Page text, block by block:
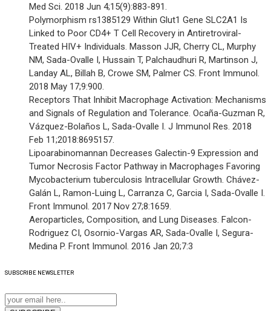
Med Sci. 2018 Jun 4;15(9):883-891.
Polymorphism rs1385129 Within Glut1 Gene SLC2A1 Is
Linked to Poor CD4+ T Cell Recovery in Antiretroviral-
Treated HIV+ Individuals. Masson JJR, Cherry CL, Murphy
NM, Sada-Ovalle I, Hussain T, Palchaudhuri R, Martinson J,
Landay AL, Billah B, Crowe SM, Palmer CS. Front Immunol.
2018 May 17;9:900.
Receptors That Inhibit Macrophage Activation: Mechanisms
and Signals of Regulation and Tolerance. Ocaña-Guzman R,
Vázquez-Bolaños L, Sada-Ovalle I. J Immunol Res. 2018
Feb 11;2018:8695157.
Lipoarabinomannan Decreases Galectin-9 Expression and
Tumor Necrosis Factor Pathway in Macrophages Favoring
Mycobacterium tuberculosis Intracellular Growth. Chávez-
Galán L, Ramon-Luing L, Carranza C, Garcia I, Sada-Ovalle I.
Front Immunol. 2017 Nov 27;8:1659.
Aeroparticles, Composition, and Lung Diseases. Falcon-
Rodriguez CI, Osornio-Vargas AR, Sada-Ovalle I, Segura-
Medina P. Front Immunol. 2016 Jan 20;7:3
SUBSCRIBE NEWSLETTER